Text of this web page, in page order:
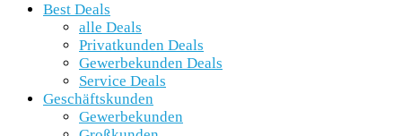
Best Deals
alle Deals
Privatkunden Deals
Gewerbekunden Deals
Service Deals
Geschäftskunden
Gewerbekunden